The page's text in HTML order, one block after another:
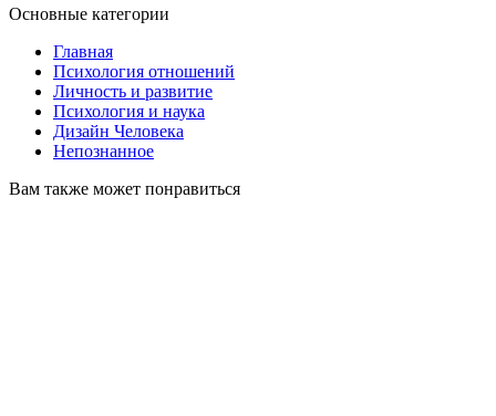
Основные категории
Главная
Психология отношений
Личность и развитие
Психология и наука
Дизайн Человека
Непознанное
Вам также может понравиться